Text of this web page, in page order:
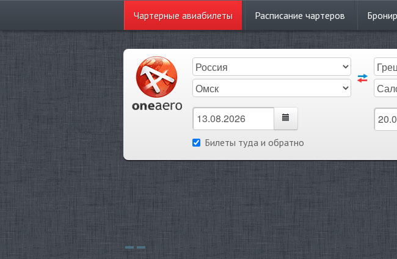
Чартерные авиабилеты Расписание чартеров
Билеты туда и обратно